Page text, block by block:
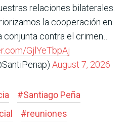
relaciones bilaterales.
la cooperación en
conjunta contra el crimen…
GjlYeTbpAj
August 7, 2026
#Santiago Peña
#reuniones